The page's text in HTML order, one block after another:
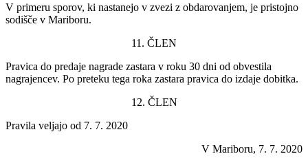
V primeru sporov, ki nastanejo v zvezi z obdarovanjem, je pristojno
sodišče v Mariboru.
11. ČLEN
Pravica do predaje nagrade zastara v roku 30 dni od obvestila
nagrajencev. Po preteku tega roka zastara pravica do izdaje dobitka.
12. ČLEN
Pravila veljajo od 7. 7. 2020
V Mariboru, 7. 7. 2020